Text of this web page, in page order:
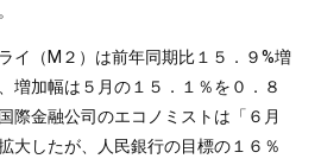
イ（M２）は前年同期比１５．９%増
増加幅は５月の１５．１％を０．８
際金融公司のエコノミストは「６月
大したが、人民銀行の目標の１６％